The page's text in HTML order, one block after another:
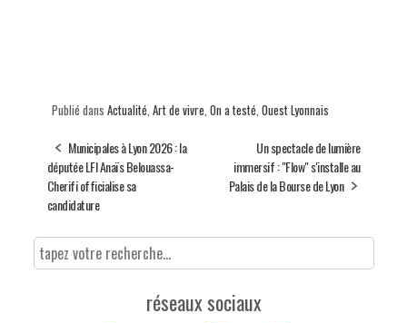
Publié dans Actualité, Art de vivre, On a testé, Ouest Lyonnais
Municipales à Lyon 2026 : la
députée LFI Anaïs Belouassa-
Cherifi officialise sa
candidature
Un spectacle de lumière
immersif : "Flow" s'installe au
Palais de la Bourse de Lyon
réseaux sociaux